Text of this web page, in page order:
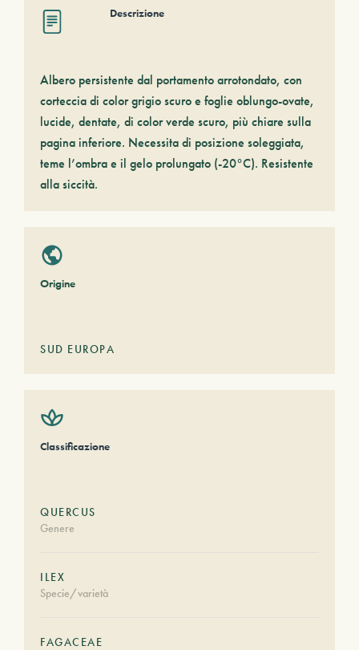
Descrizione
Albero persistente dal portamento arrotondato, con
corteccia di color grigio scuro e foglie oblungo-ovate,
lucide, dentate, di color verde scuro, più chiare sulla
pagina inferiore. Necessita di posizione soleggiata,
teme l’ombra e il gelo prolungato (-20°C). Resistente
alla siccità.
Origine
SUD EUROPA
Classificazione
QUERCUS
Genere
ILEX
Specie/varietà
FAGACEAE